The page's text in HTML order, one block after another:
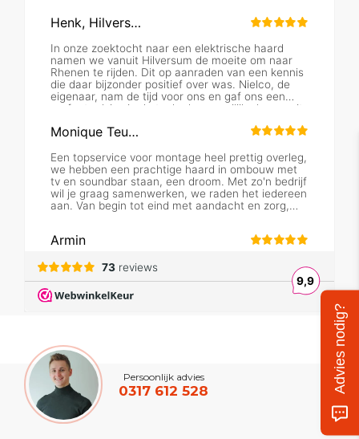
Persoonlijk advies
0317 612 528 Advies nodig?